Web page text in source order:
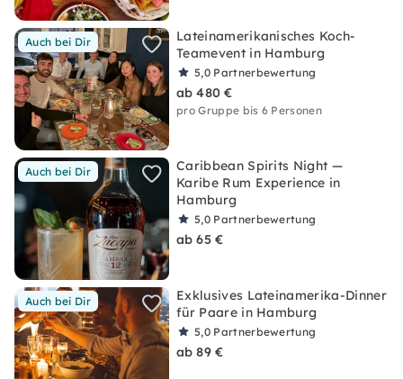
Auch bei Dir
Lateinamerikanisches Koch-
Teamevent in Hamburg
5,0 Partnerbewertung
ab 480 €
pro Gruppe bis 6 Personen
Auch bei Dir
Caribbean Spirits Night —
Karibe Rum Experience in
Hamburg
5,0 Partnerbewertung
ab 65 €
Auch bei Dir
Exklusives Lateinamerika-Dinner
für Paare in Hamburg
5,0 Partnerbewertung
ab 89 €